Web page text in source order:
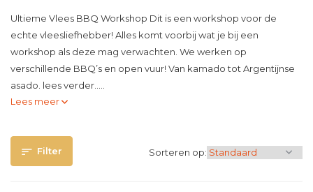
Ultieme Vlees BBQ Workshop Dit is een workshop voor de
echte vleesliefhebber! Alles komt voorbij wat je bij een
workshop als deze mag verwachten. We werken op
verschillende BBQ’s en open vuur! Van kamado tot Argentijnse
asado. lees verder.....
Lees meer
Filter Sorteren op: